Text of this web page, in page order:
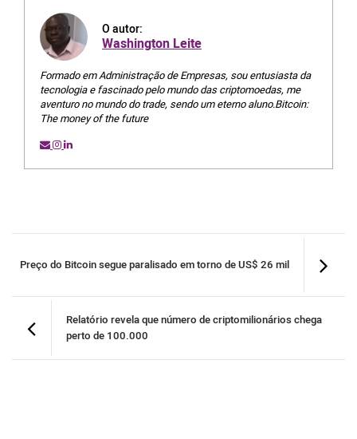
O autor:
Washington Leite
Formado em Administração de Empresas, sou entusiasta da
tecnologia e fascinado pelo mundo das criptomoedas, me
aventuro no mundo do trade, sendo um eterno aluno.Bitcoin:
The money of the future
Preço do Bitcoin segue paralisado em torno de US$ 26 mil
Relatório revela que número de criptomilionários chega
perto de 100.000